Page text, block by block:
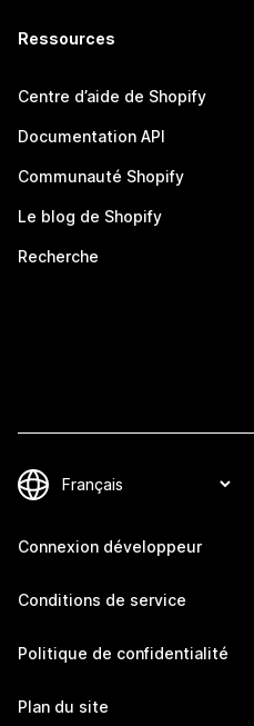
Ressources
Centre d’aide de Shopify
Documentation API
Communauté Shopify
Le blog de Shopify
Recherche
Connexion développeur
Conditions de service
Politique de confidentialité
Plan du site